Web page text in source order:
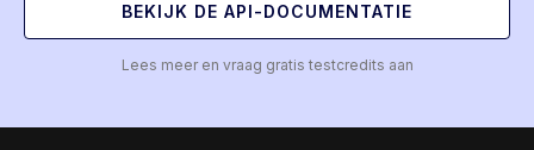
BEKIJK DE API-DOCUMENTATIE
Lees meer en vraag gratis testcredits aan